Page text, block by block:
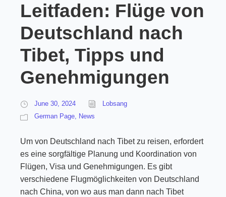
Leitfaden: Flüge von
Deutschland nach
Tibet, Tipps und
Genehmigungen
June 30, 2024
Lobsang
German Page, News
Um von Deutschland nach Tibet zu reisen, erfordert
es eine sorgfältige Planung und Koordination von
Flügen, Visa und Genehmigungen. Es gibt
verschiedene Flugmöglichkeiten von Deutschland
nach China, von wo aus man dann nach Tibet